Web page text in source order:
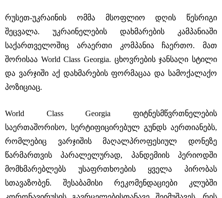
რუსეთ-უკრაინის ომმა მსოფლიო დღის წესრიგი
შეცვალა. უკრაინელების დახმარების კამპანიაში
საქართველოშიც არაერთი კომპანია ჩაერთო. მათ
შორისაა World Class Georgia. ცხოვრების ჯანსაღი სტილი
და ვარჯიში აქ დახმარების ფორმაცაა და სამოქალაქო
პოზიციაც.
World Class Georgia ფიტნესმწვრთნელების
საერთაშორისო, სერტიფიცირებულ გუნდს აერთიანებს,
რომლებიც ვარჯიშის მაღალპროფესიულ დონეზე
წარმართვის პარალელურად, პანდემიის პერიოდში
მომხმარებლებს უსაფრთხოების ყველა პირობას
სთავაზობენ. შესაბამისი რეკომენდაციები კლუბში